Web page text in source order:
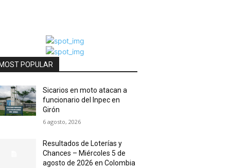
MOST POPULAR
Sicarios en moto atacan a
funcionario del Inpec en
Girón
6 agosto, 2026
Resultados de Loterías y
Chances – Miércoles 5 de
agosto de 2026 en Colombia